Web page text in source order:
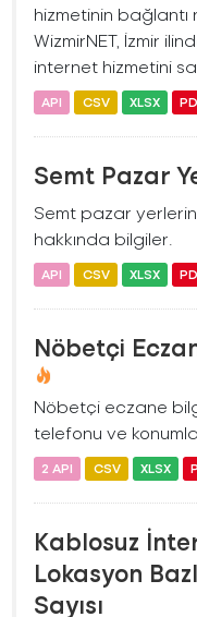
hizmetinin bağlantı
WizmirNET, İzmir
internet hizmetini
API CSV XLSX
Semt Pazar
Semt pazar
hakkında bilgiler.
API CSV XLSX
Nöbetçi
Nöbetçi eczane
telefonu ve
2 API CSV XLSX
Kablosuz
Lokasyon
Sayısı